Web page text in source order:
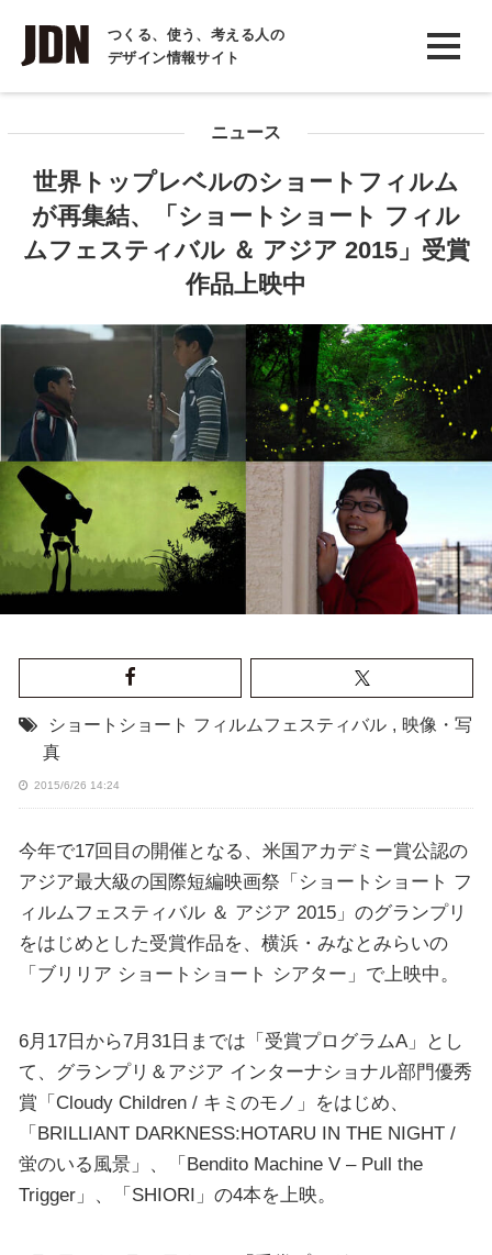
つくる、使う、考える人の
デザイン情報サイト
INTERVIEW
インタビュー
COLUMN
コラム
ニュース
世界トップレベルのショートフィルム
が再集結、「ショートショート フィル
ムフェスティバル ＆ アジア 2015」受賞
作品上映中
ショートショート フィルムフェスティバル , 映像・写
真
2015/6/26 14:24
今年で17回目の開催となる、米国アカデミー賞公認の
アジア最大級の国際短編映画祭「ショートショート フ
ィルムフェスティバル ＆ アジア 2015」のグランプリ
をはじめとした受賞作品を、横浜・みなとみらいの
「ブリリア ショートショート シアター」で上映中。
6月17日から7月31日までは「受賞プログラムA」とし
て、グランプリ＆アジア インターナショナル部門優秀
賞「Cloudy Children / キミのモノ」をはじめ、
「BRILLIANT DARKNESS:HOTARU IN THE NIGHT /
蛍のいる風景」、「Bendito Machine V – Pull the
Trigger」、「SHIORI」の4本を上映。